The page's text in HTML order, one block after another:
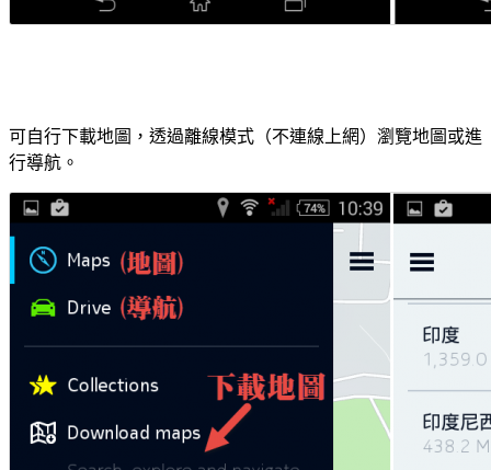
可自行下載地圖，透過離線模式（不連線上網）瀏覽地圖或進
行導航。